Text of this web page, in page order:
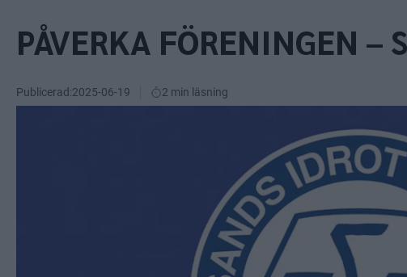
PÅVERKA FÖRENINGEN –
Publicerad:2025-06-19 2 min läsning